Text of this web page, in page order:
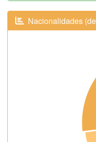
Nacionalidades